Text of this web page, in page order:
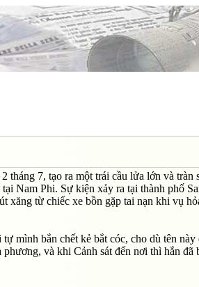
tháng 7, tạo ra một trái cầu lửa lớn và tràn
Nam Phi. Sự kiện xảy ra tại thành phố
xăng từ chiếc xe bồn gặp tai nạn khi vụ
mình bắn chết kẻ bắt cóc, cho dù tên này
và khi Cảnh sát đến nơi thì hắn đã